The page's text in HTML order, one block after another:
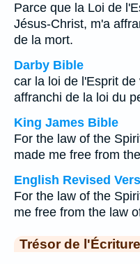
Parce que la Loi de
Jésus-Christ, m'a
de la mort.
Darby Bible
car la loi de l'Esprit
affranchi de la loi du
King James Bible
For the law of the
made me free from
English Revised
For the law of the
me free from the law
Trésor de l'Écriture